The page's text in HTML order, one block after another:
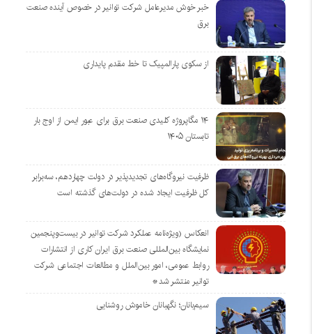
خبر خوش مدیرعامل شرکت توانیر در خصوص آینده صنعت
برق
از سکوی پارالمپیک تا خط مقدم پایداری
۱۴ مگاپروژه‌ کلیدی صنعت برق برای عبور ایمن از اوج بار
تابستان ۱۴۰۵
ظرفیت نیروگاه‌های تجدیدپذیر در دولت چهاردهم، سه‌برابر
کل ظرفیت ایجاد شده در دولت‌های گذشته است
انعکاس (ویژه‌نامه عملکرد شرکت توانیر در بیست‌وپنجمین
نمایشگاه بین‌المللی صنعت برق ایران کاری از انتشارات
روابط عمومی، امور بین‌الملل و مطالعات اجتماعی شرکت
توانیر منتشر شد*
سیم‌بانان؛ نگهبانان خاموش روشنایی